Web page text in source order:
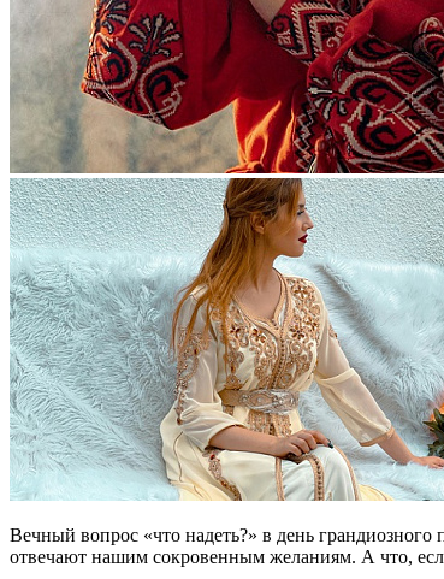
Вечный вопрос «что надеть?» в день
отвечают нашим сокровенным желаниям. А что,